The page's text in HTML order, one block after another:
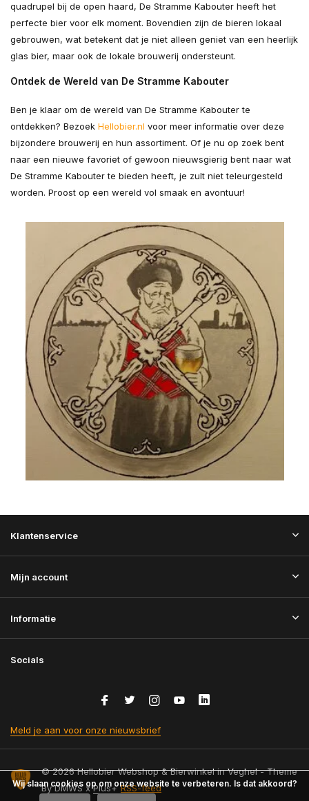
quadrupel bij de open haard, De Stramme Kabouter heeft het
perfecte bier voor elk moment. Bovendien zijn de bieren lokaal
gebrouwen, wat betekent dat je niet alleen geniet van een heerlijk
glas bier, maar ook de lokale brouwerij ondersteunt.
Ontdek de Wereld van De Stramme Kabouter
Ben je klaar om de wereld van De Stramme Kabouter te
ontdekken? Bezoek Hellobier.nl voor meer informatie over deze
bijzondere brouwerij en hun assortiment. Of je nu op zoek bent
naar een nieuwe favoriet of gewoon nieuwsgierig bent naar wat
De Stramme Kabouter te bieden heeft, je zult niet teleurgesteld
worden. Proost op een wereld vol smaak en avontuur!
Klantenservice
Mijn account
Informatie
Socials
Meld je aan voor onze nieuwsbrief
© 2026 Hellobier Webshop & Bierwinkel in Veghel - Theme
ByDMWSxPlus+ RSS-feed
Wij slaan cookies op om onze website te verbeteren. Is dat akkoord?